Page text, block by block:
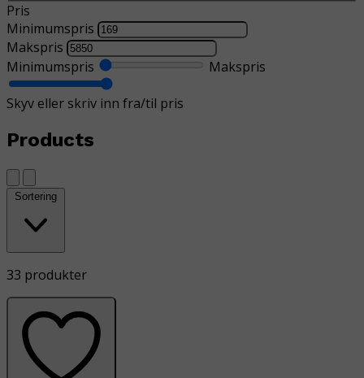
Pris
Minimumspris
Makspris
Minimumspris
Makspris
Skyv eller skriv inn fra/til pris
Products
Sortering
33 produkter